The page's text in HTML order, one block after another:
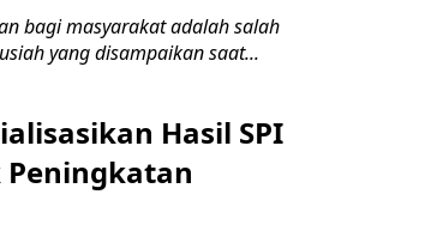
bagi masyarakat adalah salah
yang disampaikan saat...
Hasil SPI
Peningkatan